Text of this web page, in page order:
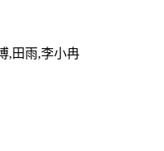
,田雨,李小冉